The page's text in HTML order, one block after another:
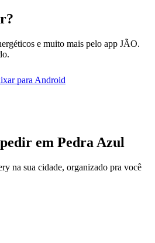
e muito mais pelo app JÃO.
para Android
em Pedra Azul
na sua cidade, organizado pra você